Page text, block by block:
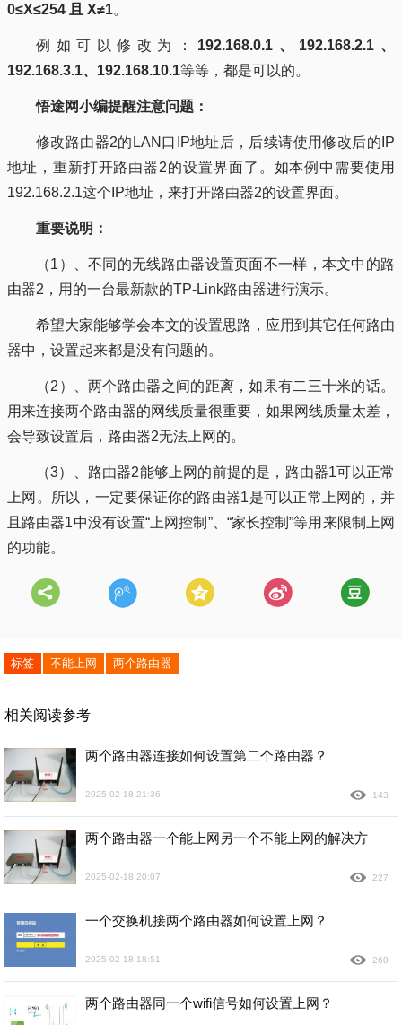
0≤X≤254 且 X≠1。
例如可以修改为： 192.168.0.1、192.168.2.1、
192.168.3.1、192.168.10.1等等，都是可以的。
悟途网小编提醒注意问题：
修改路由器2的LAN口IP地址后，后续请使用修改后的IP
地址，重新打开路由器2的设置界面了。如本例中需要使用
192.168.2.1这个IP地址，来打开路由器2的设置界面。
重要说明：
（1）、不同的无线路由器设置页面不一样，本文中的路
由器2，用的一台最新款的TP-Link路由器进行演示。
希望大家能够学会本文的设置思路，应用到其它任何路由
器中，设置起来都是没有问题的。
（2）、两个路由器之间的距离，如果有二三十米的话。
用来连接两个路由器的网线质量很重要，如果网线质量太差，
会导致设置后，路由器2无法上网的。
（3）、路由器2能够上网的前提的是，路由器1可以正常
上网。所以，一定要保证你的路由器1是可以正常上网的，并
且路由器1中没有设置“上网控制”、“家长控制”等用来限制上网
的功能。
标签 不能上网 两个路由器
相关阅读参考
两个路由器连接如何设置第二个路由器？
2025-02-18 21:36 143
两个路由器一个能上网另一个不能上网的解决方
2025-02-18 20:07 227
一个交换机接两个路由器如何设置上网？
2025-02-18 18:51 260
两个路由器同一个wifi信号如何设置上网？